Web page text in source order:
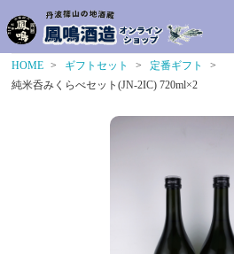
HOME ギフトセット
定番ギフト
純米呑みくらべセット(JN-2IC) 720ml×2